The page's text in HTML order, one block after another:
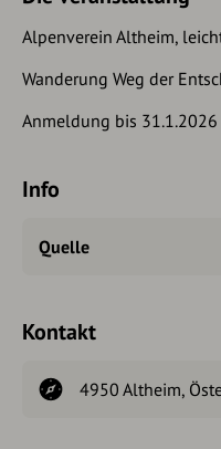
Alpenverein Altheim,
Wanderung Weg der
Anmeldung bis
Info
Quelle
Kontakt
4950 Altheim,